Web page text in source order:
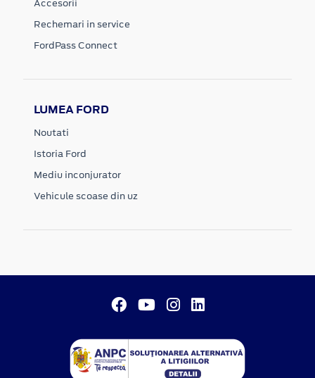
Accesorii
Rechemari in service
FordPass Connect
LUMEA FORD
Noutati
Istoria Ford
Mediu inconjurator
Vehicule scoase din uz